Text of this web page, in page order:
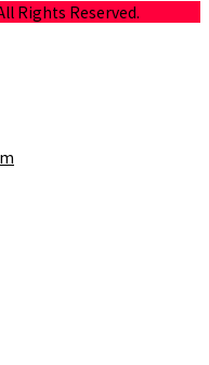
Rights Reserved.